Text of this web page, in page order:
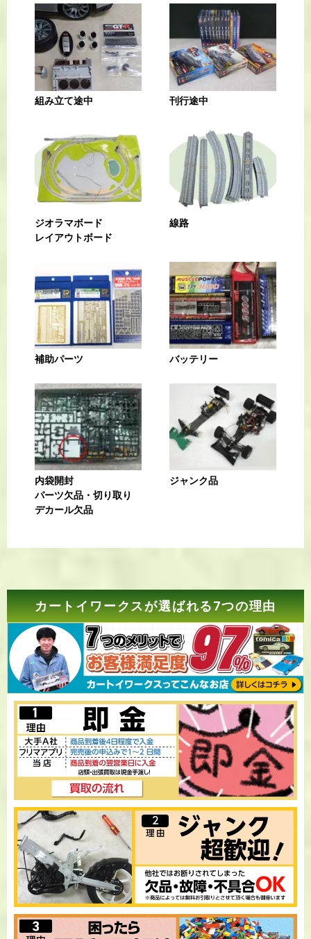
組み立て途中 刊行途中
ジオラマボード
レイアウトボード
線路
補助パーツ バッテリー
内袋開封
パーツ欠品・切り取り
デカール欠品
ジャンク品
カートイワークスが選ばれる7つの理由